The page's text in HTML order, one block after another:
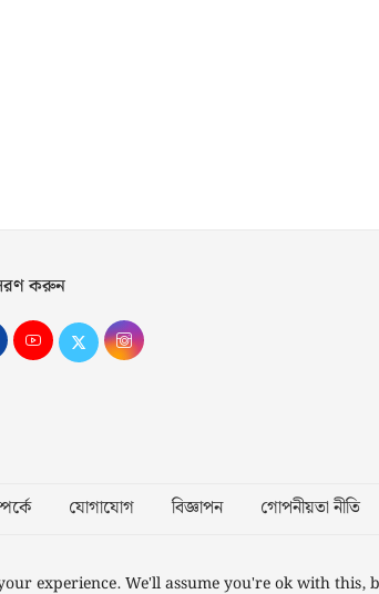
করুন
যোগাযোগ বিজ্ঞাপন গোপনীয়তা নীতি
experience. We'll assume you're ok with